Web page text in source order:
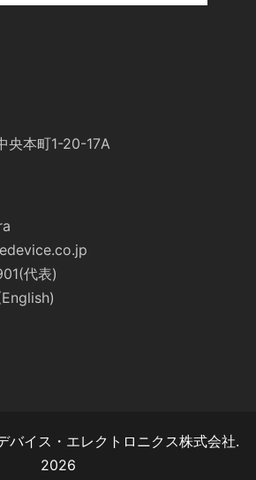
央本町1-20-17A
代表)
イス・エレクトロニクス株式会社.
2026